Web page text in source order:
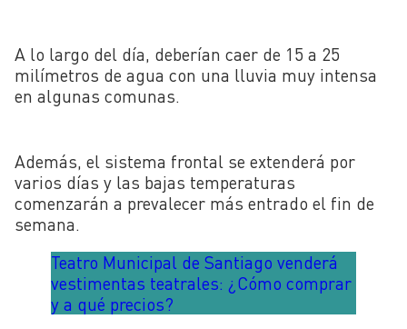
A lo largo del día, deberían caer de 15 a 25
milímetros de agua con una lluvia muy intensa
en algunas comunas.
Además, el sistema frontal se extenderá por
varios días y las bajas temperaturas
comenzarán a prevalecer más entrado el fin de
semana.
Teatro Municipal de Santiago venderá
vestimentas teatrales: ¿Cómo comprar
y a qué precios?